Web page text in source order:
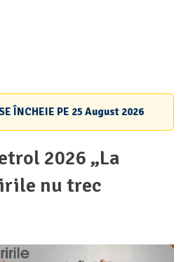
ÎNCHEIE PE 25 August 2026
2026 „La
nu trec